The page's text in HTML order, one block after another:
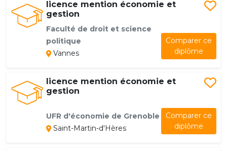
licence mention économie et
gestion
Faculté de droit et science
politique
Vannes
Comparer ce
diplôme
licence mention économie et
gestion
UFR d'économie de Grenoble
Saint-Martin-d'Hères
Comparer ce
diplôme